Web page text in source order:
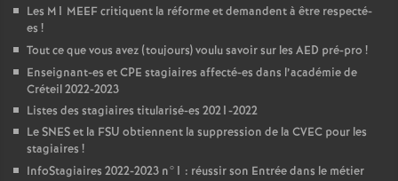
Les M1 MEEFcritiquent la réforme et demandent à être respecté-
es !
Tout ce que vous avez (toujours) voulu savoir sur les AED pré-pro !
Enseignant-es etCPE stagiaires affecté-es dans l’académie de
Créteil 2022-2023
Listes des stagiaires titularisé-es 2021-2022
LeSNESet la FSU obtiennent la suppression de la CVEC pour les
stagiaires !
InfoStagiaires 2022-2023 n°1 : réussir son Entrée dans le métier